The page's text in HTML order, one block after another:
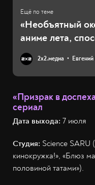
«Необъятный
аниме лета,
2х2.медиа
«Призрак в
сериал
Дата выхода: 7 июля
Студия: Science SARU
кинокружка!», «Блюз
половиной татами»).